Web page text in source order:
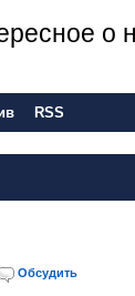
о
RSS
Обсудить